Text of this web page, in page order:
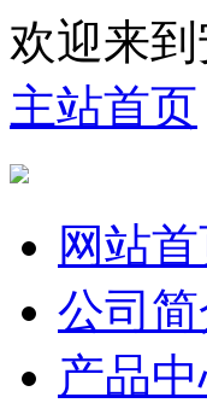
欢迎来
主站首页
网站
公司
产品